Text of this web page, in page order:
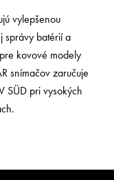
vylepšenou
správy batérií a
kovové modely
snímačov zaručuje
SÜD pri vysokých